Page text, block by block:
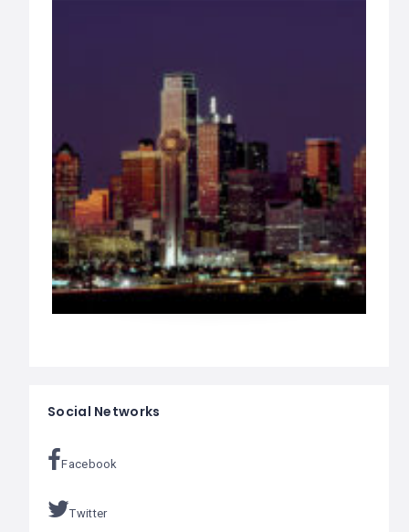
Social Networks
Facebook
Twitter